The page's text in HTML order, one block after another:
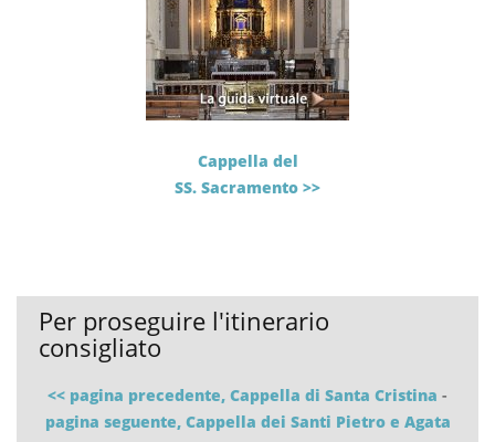
Cappella del
SS. Sacramento >>
Per proseguire l'itinerario
consigliato
<< pagina precedente, Cappella di Santa Cristina -
pagina seguente, Cappella dei Santi Pietro e Agata